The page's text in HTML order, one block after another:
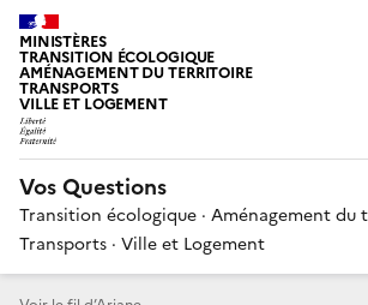
MINISTÈRES
TRANSITION ÉCOLOGIQUE
AMÉNAGEMENT DU TERRITOIRE
TRANSPORTS
VILLE ET LOGEMENT
Vos Questions
Transition écologique · Aménagement du
Transports · Ville et Logement